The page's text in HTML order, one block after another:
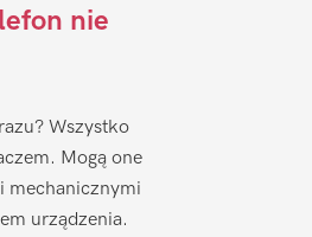
nie
Wszystko
Mogą one
mechanicznymi
urządzenia.